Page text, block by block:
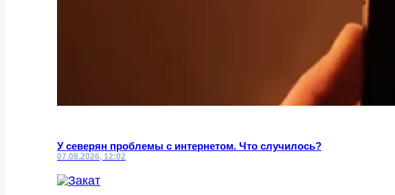
У северян проблемы с интернетом. Что случилось?
07.08.2026, 12:02